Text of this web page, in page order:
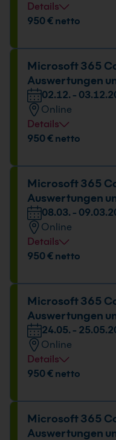
Details
Datum und
950 € netto
Microsoft 365
Auswertungen
02.12. -
Online
Details
Datum und
950 € netto
Microsoft 365
Auswertungen
08.03. -
Online
Details
Datum und
950 € netto
Microsoft 365
Auswertungen
24.05. -
Online
Details
Datum und
950 € netto
Microsoft 365
Auswertungen